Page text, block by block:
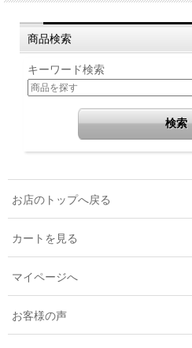
商品検索
キーワード検索
お店のトップへ戻る
カートを見る
マイページへ
お客様の声